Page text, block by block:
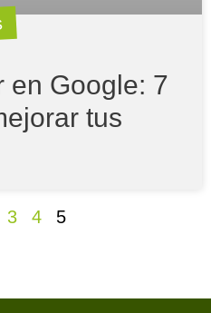
en Google: 7
tus
3 4 5